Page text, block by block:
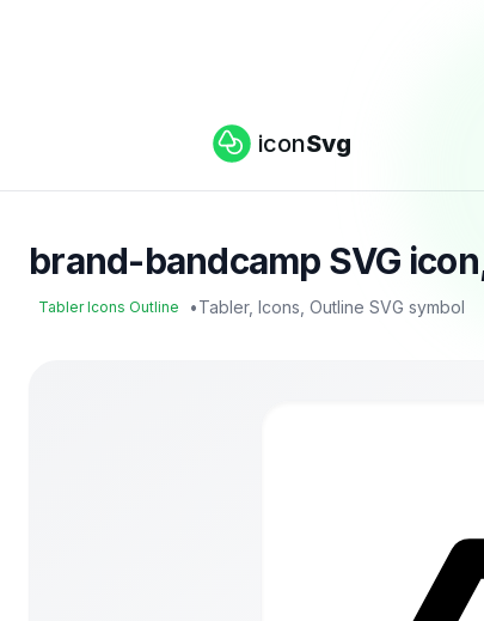
iconSvg
brand-bandcamp SVG
Tabler Icons Outline •Tabler, Icons, Outline SVG symbol